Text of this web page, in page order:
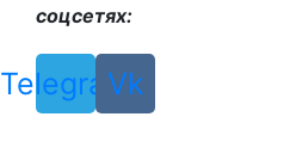
соцсетях:
Telegram
Vk